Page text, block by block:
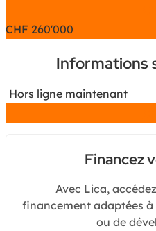
CHF 260'000
Informations
Hors ligne maintenant
Financez
Avec Lica,
financement adaptées à
ou de